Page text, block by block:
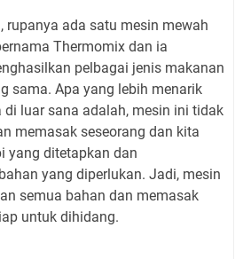
rupanya ada satu mesin mewah
Thermomix dan ia
pelbagai jenis makanan
sama. Apa yang lebih menarik
luar sana adalah, mesin ini tidak
memasak seseorang dan kita
yang ditetapkan dan
yang diperlukan. Jadi, mesin
semua bahan dan memasak
untuk dihidang.